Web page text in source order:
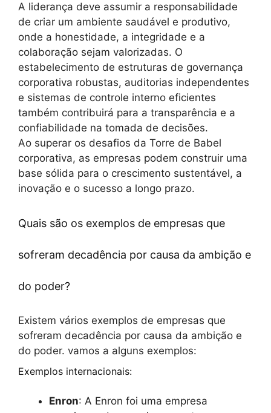
A liderança deve assumir a responsabilidade
de criar um ambiente saudável e produtivo,
onde a honestidade, a integridade e a
colaboração sejam valorizadas. O
estabelecimento de estruturas de governança
corporativa robustas, auditorias independentes
e sistemas de controle interno eficientes
também contribuirá para a transparência e a
confiabilidade na tomada de decisões.
Ao superar os desafios da Torre de Babel
corporativa, as empresas podem construir uma
base sólida para o crescimento sustentável, a
inovação e o sucesso a longo prazo.
Quais são os exemplos de empresas que
sofreram decadência por causa da ambição e
do poder?
Existem vários exemplos de empresas que
sofreram decadência por causa da ambição e
do poder. vamos a alguns exemplos:
Exemplos internacionais:
Enron: A Enron foi uma empresa